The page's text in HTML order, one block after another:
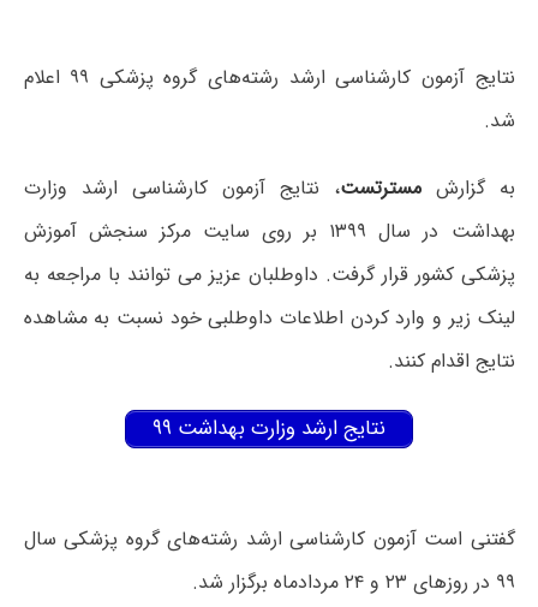
نتایج آزمون کارشناسی ارشد رشته‌های گروه پزشکی ۹۹ اعلام
شد.
به گزارشمسترتست، نتایج آزمون کارشناسی ارشد وزارت
بهداشت در سال ۱۳۹۹ بر روی سایت مرکز سنجش آموزش
پزشکی کشور قرار گرفت. داوطلبان عزیز می ‌توانند با مراجعه به
لینک زیر و وارد کردن اطلاعات داوطلبی خود نسبت به مشاهده
نتایج اقدام کنند.
نتایج ارشد وزارت بهداشت ۹۹
گفتنی است آزمون کارشناسی ارشد رشته‌های گروه پزشکی سال
۹۹ در روزهای ۲۳ و ۲۴ مردادماه برگزار شد.